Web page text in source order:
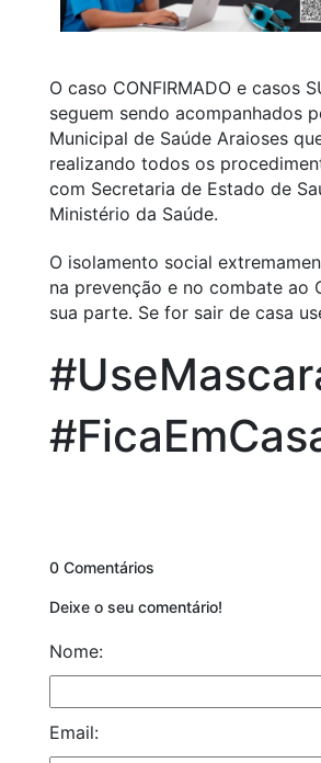
O caso CONFIRMADO e casos
seguem sendo acompanhados
Municipal de Saúde Araioses
realizando todos os
com Secretaria de Estado de
Ministério da Saúde.
O isolamento social
na prevenção e no combate ao
sua parte. Se for sair de casa
0 Comentários
Deixe o seu comentário!
Nome:
Email: